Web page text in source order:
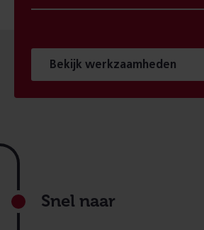
Bekijk werkzaamheden
Footer
Snel naar